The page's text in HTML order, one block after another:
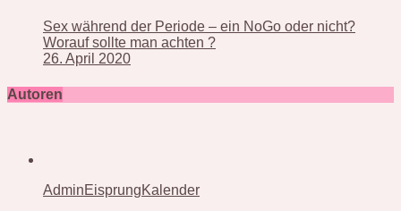
Sex während der Periode – ein NoGo oder nicht?
Worauf sollte man achten ?
26. April 2020
Autoren
AdminEisprungKalender